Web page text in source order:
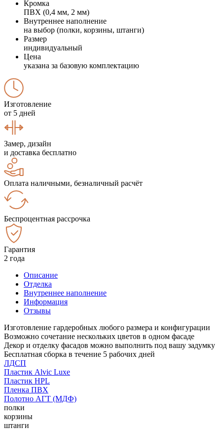
Кромка
ПВХ (0,4 мм, 2 мм)
Внутреннее наполнение
на выбор (полки, корзины, штанги)
Размер
индивидуальный
Цена
указана за базовую комплектацию
Изготовление
от 5 дней
Замер, дизайн
и доставка бесплатно
Оплата наличными, безналичный расчёт
Беспроцентная рассрочка
Гарантия
2 года
Описание
Отделка
Внутреннее наполнение
Информация
Отзывы
Изготовление гардеробных любого размера и конфигурации
Возможно сочетание нескольких цветов в одном фасаде
Декор и отделку фасадов можно выполнить под вашу задумку
Бесплатная сборка в течение 5 рабочих дней
ЛДСП
Пластик Alvic Luxe
Пластик HPL
Пленка ПВХ
Полотно АГТ (МДФ)
полки
корзины
штанги